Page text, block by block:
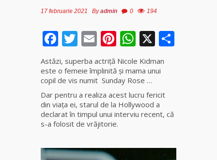
Vrăjitoarea
Celebra
Gheorghe,
17 februarie 2021 Byadmin 0 194
Facebook
Twitter
EmailPinterest
WhatsApp
X
Astăzi, superba actriţă Nicole Kidman
este o femeie împlinită şi mama unui
copil de vis numit Sunday Rose …
Dar pentru a realiza acest lucru fericit
din viaţa ei, starul de la Hollywood a
declarat în timpul unui interviu recent, că
s-a folosit de vrăjitorie.